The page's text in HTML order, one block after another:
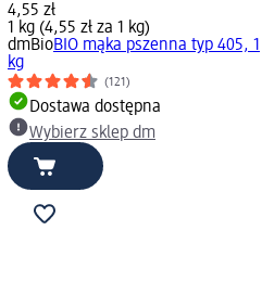
4,55 zł
1 kg (4,55 zł za 1 kg)
dmBioBIO mąka pszenna typ 405, 1
kg
(121)
Dostawa dostępna
Wybierz sklep dm